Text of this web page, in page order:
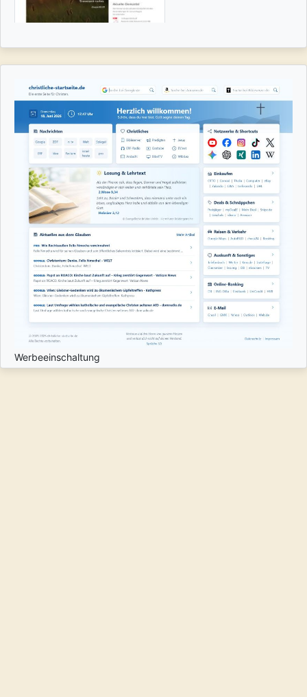
Werbeeinschaltung